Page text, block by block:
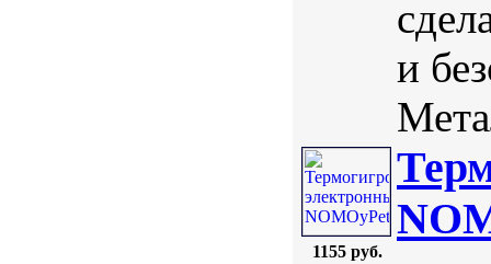
и
1155 руб.